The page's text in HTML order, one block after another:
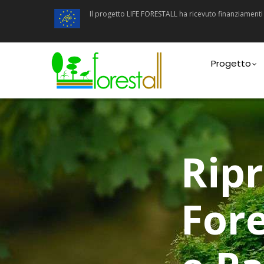
principale
Il progetto LIFE FORESTALL ha ricevuto
Progetto